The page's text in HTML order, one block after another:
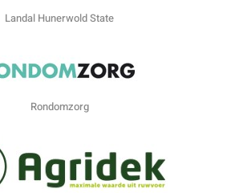
Landal Hunerwold State
Rondomzorg